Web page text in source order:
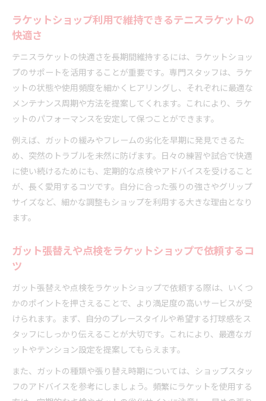
ラケットショップ利用で維持できるテニスラケットの
快適さ
テニスラケットの快適さを長期間維持するには、ラケットショッ
プのサポートを活用することが重要です。専門スタッフは、ラケ
ットの状態や使用頻度を細かくヒアリングし、それぞれに最適な
メンテナンス周期や方法を提案してくれます。これにより、ラケ
ットのパフォーマンスを安定して保つことができます。
例えば、ガットの緩みやフレームの劣化を早期に発見できるた
め、突然のトラブルを未然に防げます。日々の練習や試合で快適
に使い続けるためにも、定期的な点検やアドバイスを受けること
が、長く愛用するコツです。自分に合った張りの強さやグリップ
サイズなど、細かな調整もショップを利用する大きな理由となり
ます。
ガット張替えや点検をラケットショップで依頼するコ
ツ
ガット張替えや点検をラケットショップで依頼する際は、いくつ
かのポイントを押さえることで、より満足度の高いサービスが受
けられます。まず、自分のプレースタイルや希望する打球感をス
タッフにしっかり伝えることが大切です。これにより、最適なガ
ットやテンション設定を提案してもらえます。
また、ガットの種類や張り替え時期については、ショップスタッ
フのアドバイスを参考にしましょう。頻繁にラケットを使用する